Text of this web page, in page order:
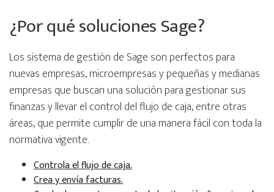
¿Por qué soluciones Sage?
Los sistema de gestión de Sage son perfectos para
nuevas empresas, microempresas y pequeñas y medianas
empresas que buscan una solución para gestionar sus
finanzas y llevar el control del flujo de caja, entre otras
áreas, que permite cumplir de una manera fácil con toda la
normativa vigente.
Controla el flujo de caja.
Crea y envía facturas.